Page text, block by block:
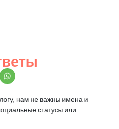
нам не важны имена и
статусы или